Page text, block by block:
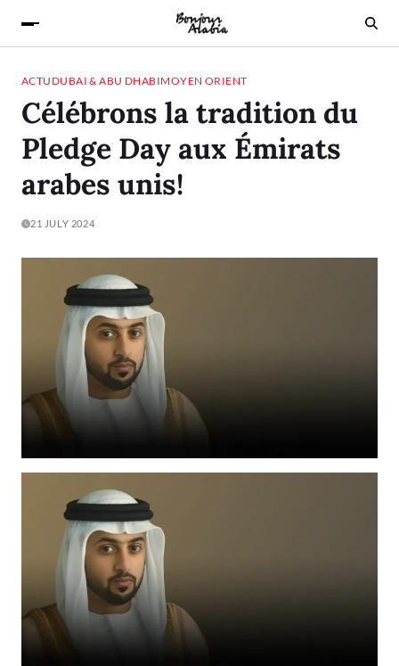
ACTU DUBAI & ABU DHABIMOYEN ORIENT
Célébrons la tradition du
Pledge Day aux Émirats
arabes unis!
21 JULY 2024